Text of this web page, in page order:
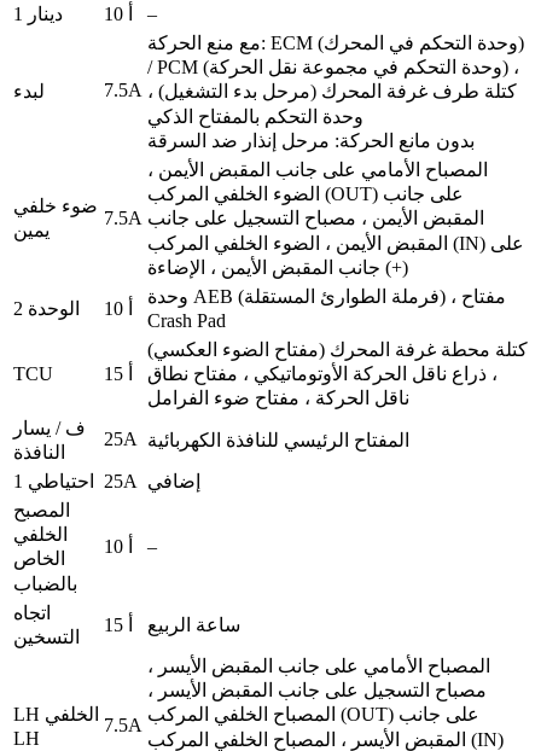
دينار 1 –
لبدء 7.5A
مع منع الحركة: ECM (وحدة التحكم في المحرك)
/ PCM (وحدة التحكم في مجموعة نقل الحركة) ،
كتلة طرف غرفة المحرك (مرحل بدء التشغيل) ،
وحدة التحكم بالمفتاح الذكي
بدون مانع الحركة: مرحل إنذار ضد السرقة
ضوء خلفي
يمين
7.5A
المصباح الأمامي على جانب المقبض الأيمن ،
الضوء الخلفي المركب (OUT) على جانب
المقبض الأيمن ، مصباح التسجيل على جانب
المقبض الأيمن ، الضوء الخلفي المركب (IN) على
جانب المقبض الأيمن ، الإضاءة (+)
الوحدة 2
وحدة AEB (فرملة الطوارئ المستقلة) ، مفتاح
Crash Pad
TCU
كتلة محطة غرفة المحرك (مفتاح الضوء العكسي)
، ذراع ناقل الحركة الأوتوماتيكي ، مفتاح نطاق
ناقل الحركة ، مفتاح ضوء الفرامل
ف / يسار
النافذة
25A
المفتاح الرئيسي للنافذة الكهربائية
احتياطي 1
25A
إضافي
المصبح
الخلفي
الخاص
بالضباب
–
اتجاه
التسخين
ساعة الربيع
LH الخلفي
LH
7.5A
المصباح الأمامي على جانب المقبض الأيسر ،
مصباح التسجيل على جانب المقبض الأيسر ،
المصباح الخلفي المركب (OUT) على جانب
المقبض الأيسر ، المصباح الخلفي المركب (IN)